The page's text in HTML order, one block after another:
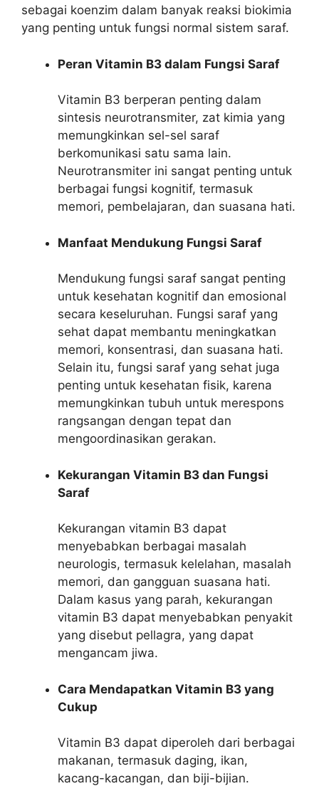
sebagai koenzim dalam banyak reaksi biokimia
yang penting untuk fungsi normal sistem saraf.
Peran Vitamin B3 dalam Fungsi Saraf
Vitamin B3 berperan penting dalam
sintesis neurotransmiter, zat kimia yang
memungkinkan sel-sel saraf
berkomunikasi satu sama lain.
Neurotransmiter ini sangat penting untuk
berbagai fungsi kognitif, termasuk
memori, pembelajaran, dan suasana hati.
Manfaat Mendukung Fungsi Saraf
Mendukung fungsi saraf sangat penting
untuk kesehatan kognitif dan emosional
secara keseluruhan. Fungsi saraf yang
sehat dapat membantu meningkatkan
memori, konsentrasi, dan suasana hati.
Selain itu, fungsi saraf yang sehat juga
penting untuk kesehatan fisik, karena
memungkinkan tubuh untuk merespons
rangsangan dengan tepat dan
mengoordinasikan gerakan.
Kekurangan Vitamin B3 dan Fungsi
Saraf
Kekurangan vitamin B3 dapat
menyebabkan berbagai masalah
neurologis, termasuk kelelahan, masalah
memori, dan gangguan suasana hati.
Dalam kasus yang parah, kekurangan
vitamin B3 dapat menyebabkan penyakit
yang disebut pellagra, yang dapat
mengancam jiwa.
Cara Mendapatkan Vitamin B3 yang
Cukup
Vitamin B3 dapat diperoleh dari berbagai
makanan, termasuk daging, ikan,
kacang-kacangan, dan biji-bijian.